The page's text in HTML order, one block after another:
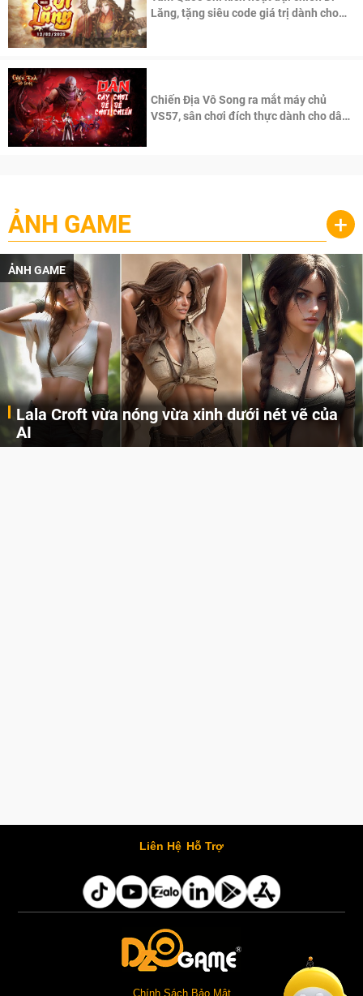
Lăng, tặng siêu code giá trị dành cho
Chiến Địa Vô Song ra mắt máy chủ
VS57, sân chơi đích thực dành cho dân
ẢNH GAME +
ẢNH GAME
Lala Croft vừa nóng vừa xinh dưới nét vẽ của
AI
Liên Hệ Hỗ Trợ
Chính Sách Bảo Mật